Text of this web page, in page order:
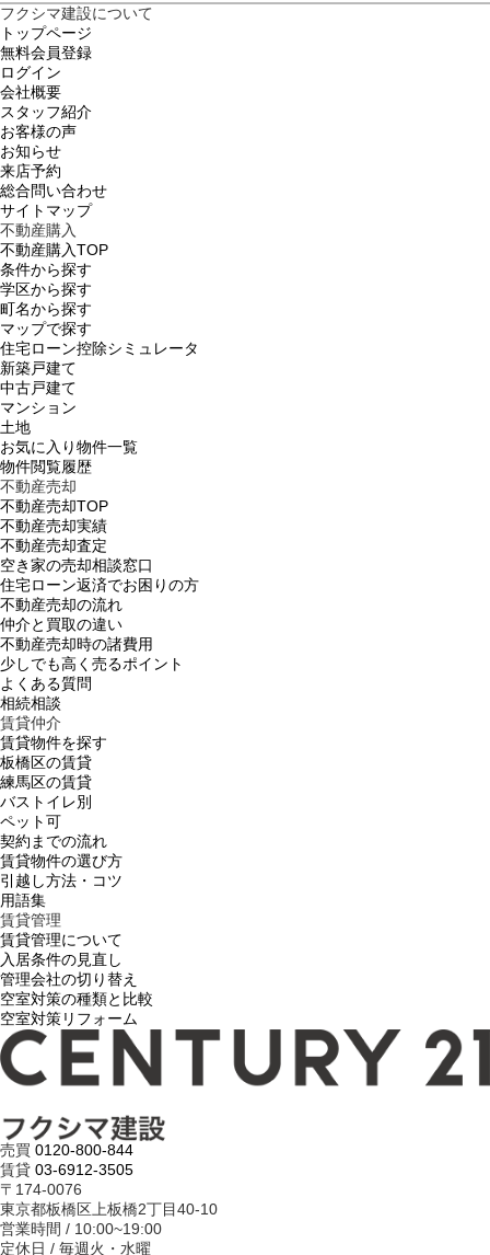
フクシマ建設について
トップページ
無料会員登録
ログイン
会社概要
スタッフ紹介
お客様の声
お知らせ
来店予約
総合問い合わせ
サイトマップ
不動産購入
不動産購入TOP
条件から探す
学区から探す
町名から探す
マップで探す
住宅ローン控除シミュレータ
新築戸建て
中古戸建て
マンション
土地
お気に入り物件一覧
物件閲覧履歴
不動産売却
不動産売却TOP
不動産売却実績
不動産売却査定
空き家の売却相談窓口
住宅ローン返済でお困りの方
不動産売却の流れ
仲介と買取の違い
不動産売却時の諸費用
少しでも高く売るポイント
よくある質問
相続相談
賃貸仲介
賃貸物件を探す
板橋区の賃貸
練馬区の賃貸
バストイレ別
ペット可
契約までの流れ
賃貸物件の選び方
引越し方法・コツ
用語集
賃貸管理
賃貸管理について
入居条件の見直し
管理会社の切り替え
空室対策の種類と比較
空室対策リフォーム
売買 0120-800-844
賃貸 03-6912-3505
〒174-0076
東京都板橋区上板橋2丁目40-10
営業時間 / 10:00~19:00
定休日 / 毎週火・水曜